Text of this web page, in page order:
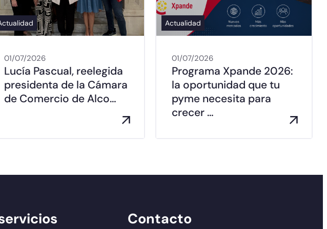
01/07/2026
Lucía Pascual, reelegida
presidenta de la Cámara
de Comercio de Alco…
Actualidad
01/07/2026
Programa Xpande 2026:
la oportunidad que tu
pyme necesita para
crecer …
Contacto